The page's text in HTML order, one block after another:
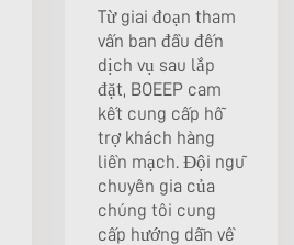
Từ giai đoạn tham
vấn ban đầu đến
dịch vụ sau lắp
đặt, BOEEP cam
kết cung cấp hỗ
trợ khách hàng
liền mạch. Đội ngũ
chuyên gia của
chúng tôi cung
cấp hướng dẫn về